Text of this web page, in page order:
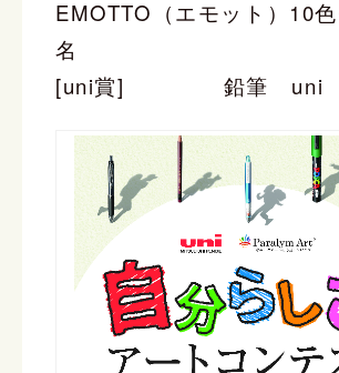
EMOTTO（エモット）10
名
[uni賞] 鉛筆 uni 2